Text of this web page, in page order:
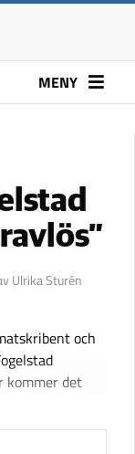
MENY
Ulrika Sturén
och
kommer det